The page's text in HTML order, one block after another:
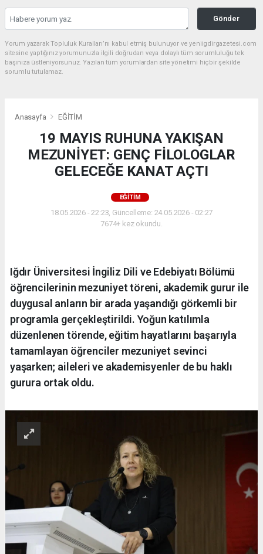
Gönder
Yorum yazarak Topluluk Kuralları’nı kabul etmiş bulunuyor ve yeniigdirgazetesi.com
sitesine yaptığınız yorumunuzla ilgili doğrudan veya dolaylı tüm sorumluluğu tek
başınıza üstleniyorsunuz. Yazılan tüm yorumlardan site yönetimi hiçbir şekilde
sorumlu tutulamaz.
Anasayfa EĞİTİM
19 MAYIS RUHUNA YAKIŞAN
MEZUNİYET: GENÇ FİLOLOGLAR
GELECEĞE KANAT AÇTI
EĞİTİM
18.05.2026 - 22:23, Güncelleme: 24.05.2026 - 02:27
7674+ kez okundu.
Iğdır Üniversitesi İngiliz Dili ve Edebiyatı Bölümü
öğrencilerinin mezuniyet töreni, akademik gurur ile
duygusal anların bir arada yaşandığı görkemli bir
programla gerçekleştirildi. Yoğun katılımla
düzenlenen törende, eğitim hayatlarını başarıyla
tamamlayan öğrenciler mezuniyet sevinci
yaşarken; aileleri ve akademisyenler de bu haklı
gurura ortak oldu.